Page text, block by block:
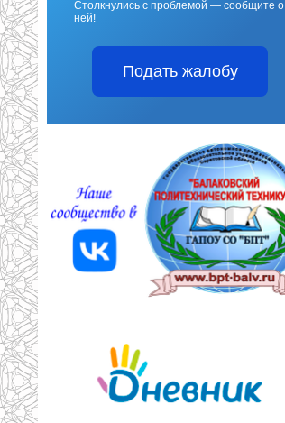
Столкнулись с проблемой — сообщите о
ней!
Подать жалобу